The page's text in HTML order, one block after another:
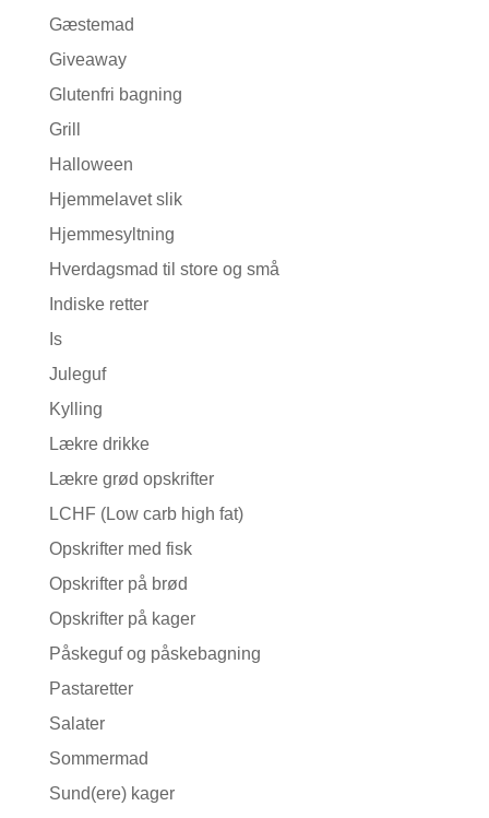
Gæstemad
Giveaway
Glutenfri bagning
Grill
Halloween
Hjemmelavet slik
Hjemmesyltning
Hverdagsmad til store og små
Indiske retter
Is
Juleguf
Kylling
Lækre drikke
Lækre grød opskrifter
LCHF (Low carb high fat)
Opskrifter med fisk
Opskrifter på brød
Opskrifter på kager
Påskeguf og påskebagning
Pastaretter
Salater
Sommermad
Sund(ere) kager